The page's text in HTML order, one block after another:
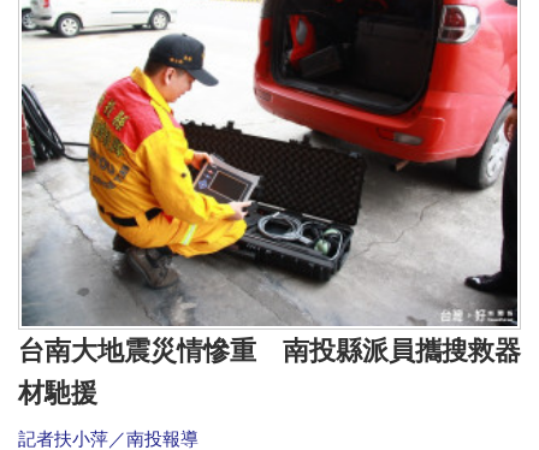
台南大地震災情慘重 南投縣派員攜搜救器
材馳援
記者扶小萍／南投報導